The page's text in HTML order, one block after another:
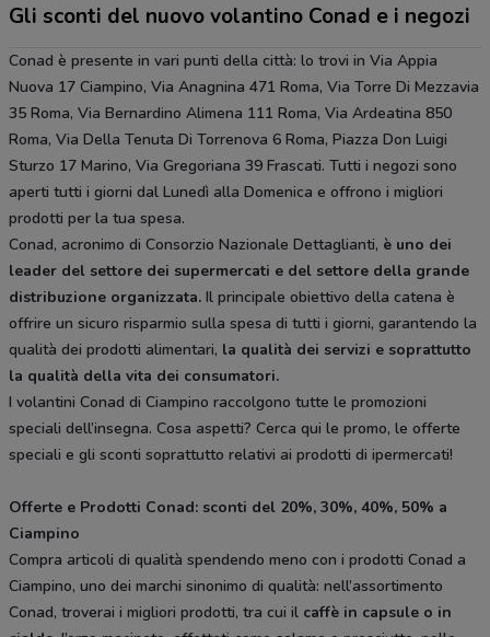
Gli sconti del nuovo volantino Conad e i negozi
Conad è presente in vari punti della città: lo trovi in Via Appia
Nuova 17 Ciampino, Via Anagnina 471 Roma, Via Torre Di Mezzavia
35 Roma, Via Bernardino Alimena 111 Roma, Via Ardeatina 850
Roma, Via Della Tenuta Di Torrenova 6 Roma, Piazza Don Luigi
Sturzo 17 Marino, Via Gregoriana 39 Frascati. Tutti i negozi sono
aperti tutti i giorni dal Lunedì alla Domenica e offrono i migliori
prodotti per la tua spesa.
Conad, acronimo di Consorzio Nazionale Dettaglianti, è uno dei
leader del settore dei supermercati e del settore della grande
distribuzione organizzata. Il principale obiettivo della catena è
offrire un sicuro risparmio sulla spesa di tutti i giorni, garantendo la
qualità dei prodotti alimentari, la qualità dei servizi e soprattutto
la qualità della vita dei consumatori.
I volantini Conad di Ciampino raccolgono tutte le promozioni
speciali dell’insegna. Cosa aspetti? Cerca qui le promo, le offerte
speciali e gli sconti soprattutto relativi ai prodotti di ipermercati!
Offerte e Prodotti Conad: sconti del 20%, 30%, 40%, 50% a
Ciampino
Compra articoli di qualità spendendo meno con i prodotti Conad a
Ciampino, uno dei marchi sinonimo di qualità: nell’assortimento
Conad, troverai i migliori prodotti, tra cui il caffè in capsule o in